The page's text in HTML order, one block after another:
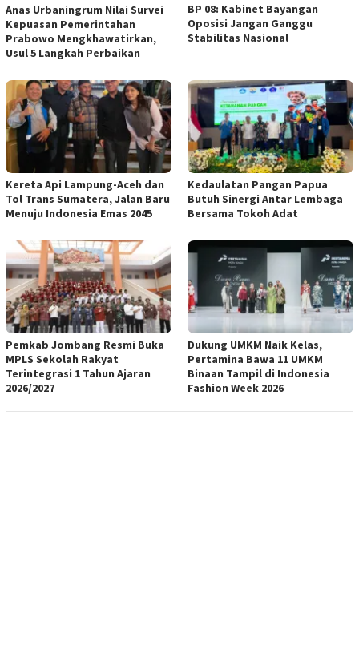
Anas Urbaningrum Nilai Survei
Kepuasan Pemerintahan
Prabowo Mengkhawatirkan,
Usul 5 Langkah Perbaikan
BP 08: Kabinet Bayangan
Oposisi Jangan Ganggu
Stabilitas Nasional
Kereta Api Lampung-Aceh dan
Tol Trans Sumatera, Jalan Baru
Menuju Indonesia Emas 2045
Kedaulatan Pangan Papua
Butuh Sinergi Antar Lembaga
Bersama Tokoh Adat
Pemkab Jombang Resmi Buka
MPLS Sekolah Rakyat
Terintegrasi 1 Tahun Ajaran
2026/2027
Dukung UMKM Naik Kelas,
Pertamina Bawa 11 UMKM
Binaan Tampil di Indonesia
Fashion Week 2026